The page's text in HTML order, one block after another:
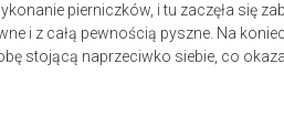
pierniczków, i tu zaczęła się
i z całą pewnością pyszne. Na
stojącą naprzeciwko siebie, co